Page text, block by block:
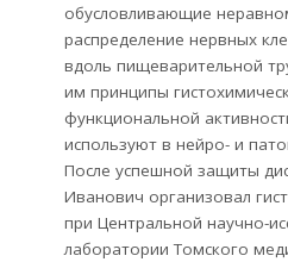
обусловливающие
распределение нервных
вдоль пищеварительной
им принципы
функциональной
используют в нейро- и
После успешной защиты
Иванович организовал
при Центральной научно-
лаборатории Томского